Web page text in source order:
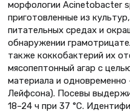
морфологии Acinetobacter
приготовленные из
питательных средах и
обнаружении
также коккобактерий их
мясопептонный агар с
материала и
Лейфсона). Посевы
18–24 ч при 37 °С.